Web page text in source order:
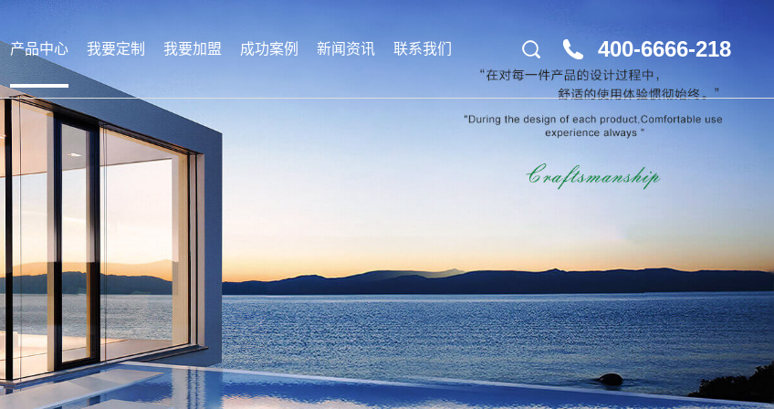
产品中心 我要定制 我要加盟 成功案例 新闻资讯 联系我们 400-6666-218